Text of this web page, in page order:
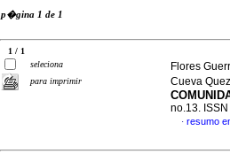
p�gina 1 de 1
1 / 1
seleciona
para imprimir
Flores
Cueva
no.13.
· resumo